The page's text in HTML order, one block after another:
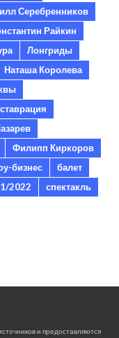
Серебренников
Райкин
Лонгриды
Наташа Королева
Филипп Киркоров
бизнес
балет
2022
спектакль
и предоставляются